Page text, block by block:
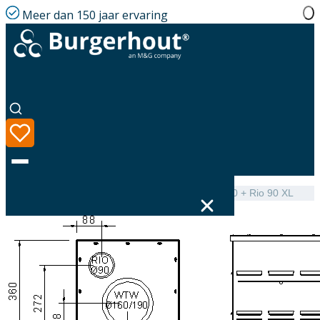
Meer dan 150 jaar ervaring
Taal
Assortiment
Oplossingen
Mini-Delta Top WTW EPS 160 + Rio 90 XL